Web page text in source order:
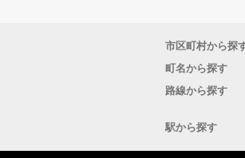
市区町村から探
町名から探す
路線から探す
駅から探す